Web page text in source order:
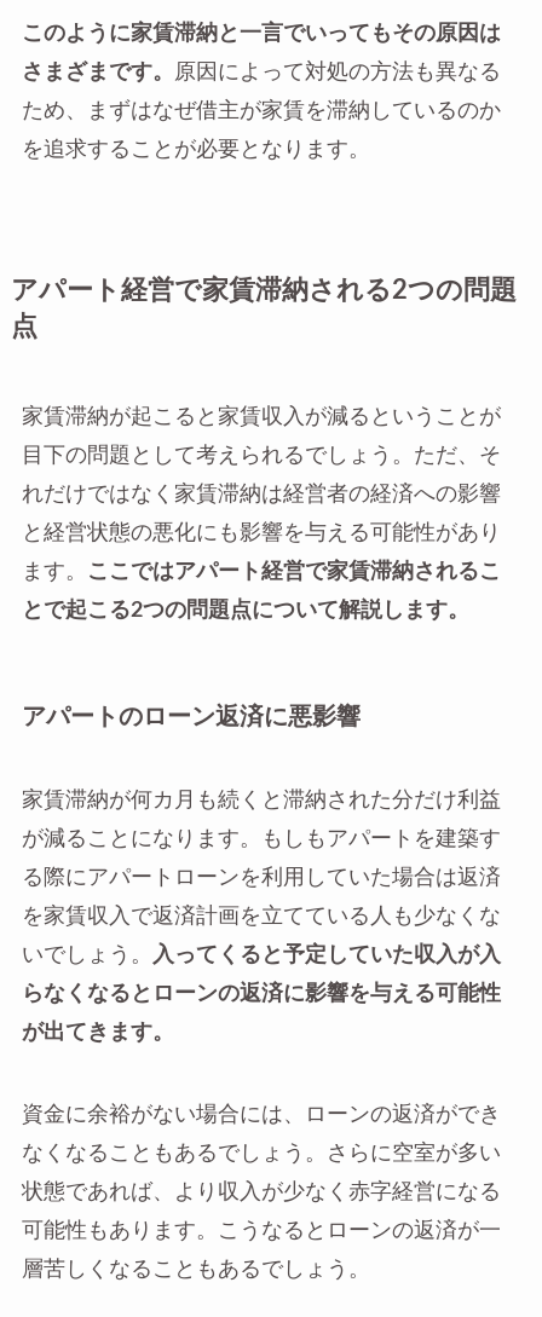
このように家賃滞納と一言でいってもその原因は
さまざまです。
原因によって対処の方法も異なる
ため、まずはなぜ借主が家賃を滞納しているのか
を追求することが必要となります。
アパート経営で家賃滞納される2つの問題
点
家賃滞納が起こると家賃収入が減るということが
目下の問題として考えられるでしょう。ただ、そ
れだけではなく家賃滞納は経営者の経済への影響
と経営状態の悪化にも影響を与える可能性があり
ます。
ここではアパート経営で家賃滞納されるこ
とで起こる2つの問題点について解説します。
アパートのローン返済に悪影響
家賃滞納が何カ月も続くと滞納された分だけ利益
が減ることになります。もしもアパートを建築す
る際にアパートローンを利用していた場合は返済
を家賃収入で返済計画を立てている人も少なくな
いでしょう。
入ってくると予定していた収入が入
らなくなるとローンの返済に影響を与える可能性
が出てきます。
資金に余裕がない場合には、ローンの返済ができ
なくなることもあるでしょう。さらに空室が多い
状態であれば、より収入が少なく赤字経営になる
可能性もあります。こうなるとローンの返済が一
層苦しくなることもあるでしょう。